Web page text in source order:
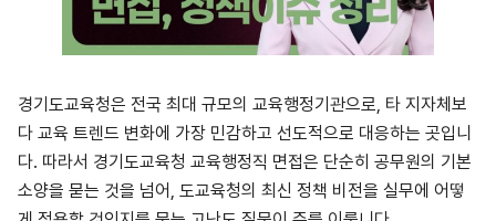
경기도교육청은 전국 최대 규모의 교육행정기관으로, 타 지자체보
다 교육 트렌드 변화에 가장 민감하고 선도적으로 대응하는 곳입니
다. 따라서 경기도교육청 교육행정직 면접은 단순히 공무원의 기본
소양을 묻는 것을 넘어, 도교육청의 최신 정책 비전을 실무에 어떻